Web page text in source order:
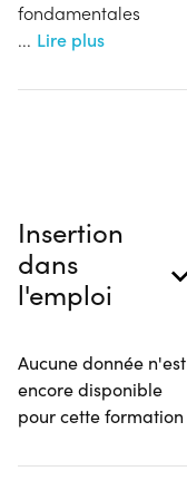
fondamentales
... Lire plus
Insertion
dans
l'emploi
Aucune donnée n'est
encore disponible
pour cette formation